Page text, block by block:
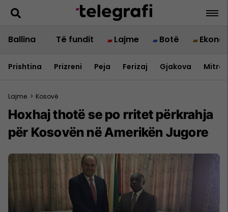
Ballina Të fundit Lajme Botë
Prishtina Prizreni Peja Ferizaj Gjakova
Lajme > Kosovë
Hoxhaj thotë se po rritet përkrahja
për Kosovën në Amerikën Jugore